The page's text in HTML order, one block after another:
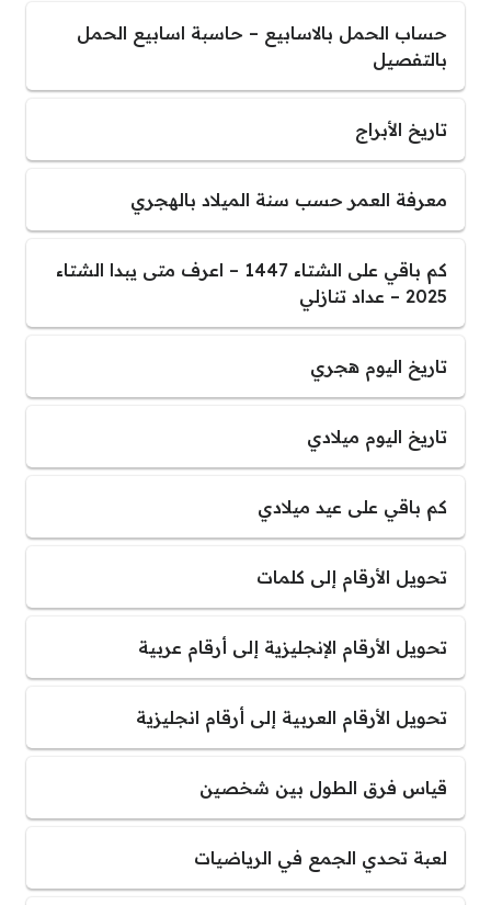
حساب الحمل بالاسابيع – حاسبة اسابيع الحمل
بالتفصيل
تاريخ الأبراج
معرفة العمر حسب سنة الميلاد بالهجري
كم باقي على الشتاء 1447 – اعرف متى يبدا الشتاء
2025 – عداد تنازلي
تاريخ اليوم هجري
تاريخ اليوم ميلادي
كم باقي على عيد ميلادي
تحويل الأرقام إلى كلمات
تحويل الأرقام الإنجليزية إلى أرقام عربية
تحويل الأرقام العربية إلى أرقام انجليزية
قياس فرق الطول بين شخصين
لعبة تحدي الجمع في الرياضيات